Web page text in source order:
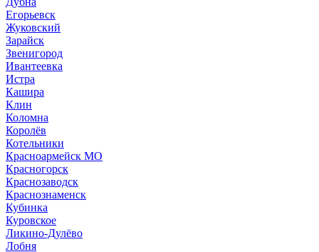
Егорьевск
Жуковский
Зарайск
Звенигород
Ивантеевка
Истра
Кашира
Клин
Коломна
Королёв
Котельники
Красноармейск МО
Красногорск
Краснозаводск
Краснознаменск
Кубинка
Куровское
Ликино-Дулёво
Лобня